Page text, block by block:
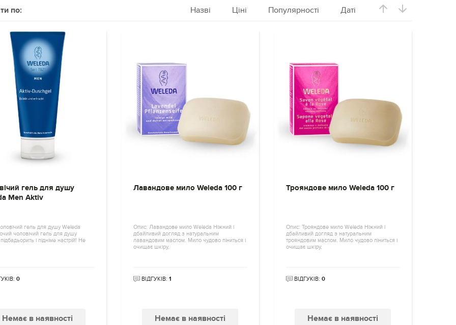
по: Назві Ціні Популярності Даті
гель для душу
Men Aktiv
гель для душу Weleda
чоловічий гель для душу
і підніме настрій! Не
0
Немає в наявності
Лавандове мило Weleda 100 г
Опис: Лавандове мило Weleda Ніжний і
дбайливий догляд з натуральним
лавандовим маслом. Мило чудово піниться і
очищає шкіру,
ВІДГУКІВ: 1
Немає в наявності
Трояндове мило Weleda 100 г
Опис: Трояндове мило Weleda Ніжний і
дбайливий догляд з натуральним
трояндовим маслом. Мило чудово піниться і
очищає шкіру,
ВІДГУКІВ: 0
Немає в наявності